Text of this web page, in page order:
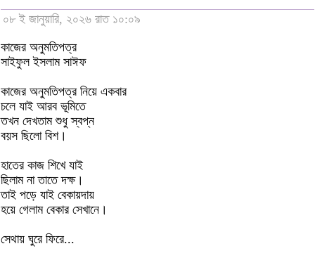
০৮ ই জানুয়ারি, ২০২৬ রাত ১০:০৯
কাজের অনুমতিপত্র
সাইফুল ইসলাম সাঈফ
কাজের অনুমতিপত্র নিয়ে একবার
চলে যাই আরব ভূমিতে
তখন দেখতাম শুধু স্বপ্ন
বয়স ছিলো বিশ।
হাতের কাজ শিখে যাই
ছিলাম না তাতে দক্ষ।
তাই পড়ে যাই বেকায়দায়
হয়ে গেলাম বেকার সেখানে।
সেথায় ঘুরে ফিরে...